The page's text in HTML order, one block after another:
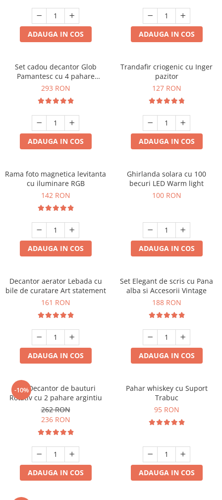
Cadouri Fete
Pentru Copilul din tine
Cadouri Haioase
Cadouri Majorat
Cadouri pentru Nasi
Cadouri pentru Bunici
Cadouri pentru Sefi
Cel ce are tot
Cani si Termosuri
Jocuri si Puzzle
Produse pentru Calatorie
Cadouri Sfantul Alexandru
Cadouri Sfanta Ana
Cadouri Sfanta Maria
Cadouri Sfintii Mihail si Gavriil
ADAUGA IN COS ADAUGA IN COS
Set cadou decantor Glob
Pamantesc cu 4 pahare
Deluxe
293 RON
ADAUGA IN COS
Trandafir criogenic cu Inger
pazitor
127 RON
ADAUGA IN COS
Rama foto magnetica levitanta
cu iluminare RGB
142 RON
ADAUGA IN COS
Ghirlanda solara cu 100
becuri LED Warm light
100 RON
ADAUGA IN COS
Decantor aerator Lebada cu
bile de curatare Art statement
161 RON
ADAUGA IN COS
Set Elegant de scris cu Pana
alba si Accesorii Vintage
188 RON
ADAUGA IN COS
-10%
Set Decantor de bauturi
Rotativ cu 2 pahare argintiu
262 RON
236 RON
ADAUGA IN COS
Pahar whiskey cu Suport
Trabuc
95 RON
ADAUGA IN COS